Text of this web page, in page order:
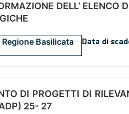
DELL’
Regione Basilicata Data di
DI PROGETTI DI
25- 27